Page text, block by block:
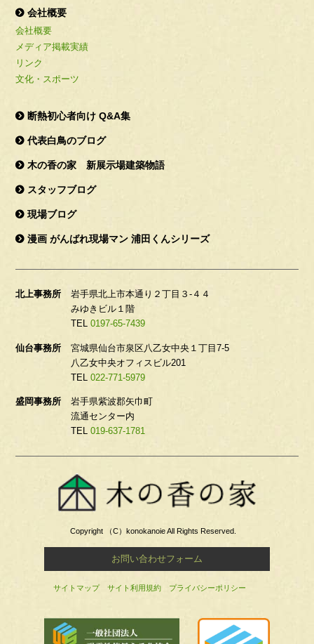
会社概要
会社概要
メディア掲載実績
リンク
文化・スポーツ
断熱初心者向け Q&A集
代表白鳥のブログ
木の香の家 新展示場建築物語
スタッフブログ
現場ブログ
漫画 がんばれ現場マン 浦田くんシリーズ
北上事務所
岩手県北上市本通り２丁目３-４４
みゆきビル１階
TEL 0197-65-7439
仙台事務所
宮城県仙台市泉区八乙女中央１丁目7-5
八乙女中央オフィスビル201
TEL 022-771-5979
盛岡事務所
岩手県紫波郡矢巾町
流通センター内
TEL 019-637-1781
Copyright （C）konokanoie All Rights Reserved.
お問い合わせフォーム
サイトマップ サイト利用規約 プライバシーポリシー